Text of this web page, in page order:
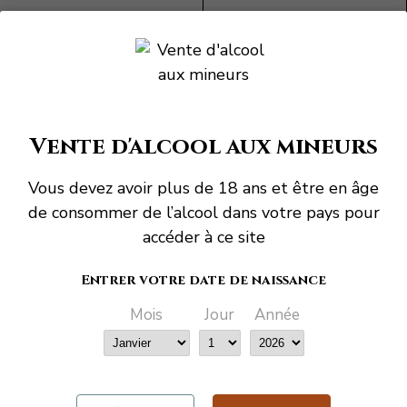
DOMAINE DE BARONARQUES
Baronarques "Grand Vin
42,00 €
DOMAINE BEGUDE
Domaine Begude
Arcturus
Affichage 37-48 de 54 1 … 3 4 5
Maison des vins de
11a All. des
Vente d'alcool aux mineurs
Vous devez avoir plus de 18 ans et être en âge
de consommer de l’alcool dans votre pays pour
accéder à ce site
Entrer votre date de naissance
Mois Jour Année